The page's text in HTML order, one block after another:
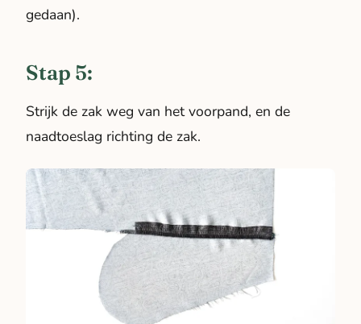
gedaan).
Stap 5:
Strijk de zak weg van het voorpand, en de
naadtoeslag richting de zak.